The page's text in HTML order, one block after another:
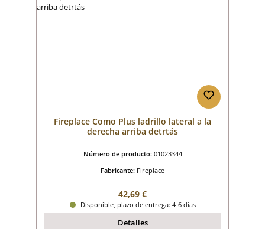
Fireplace Como Plus ladrillo lateral a la
derecha arriba detrtás
Número de producto: 01023344
Fabricante: Fireplace
Precio normal:
42,69 €
Disponible, plazo de entrega: 4-6 días
Detalles